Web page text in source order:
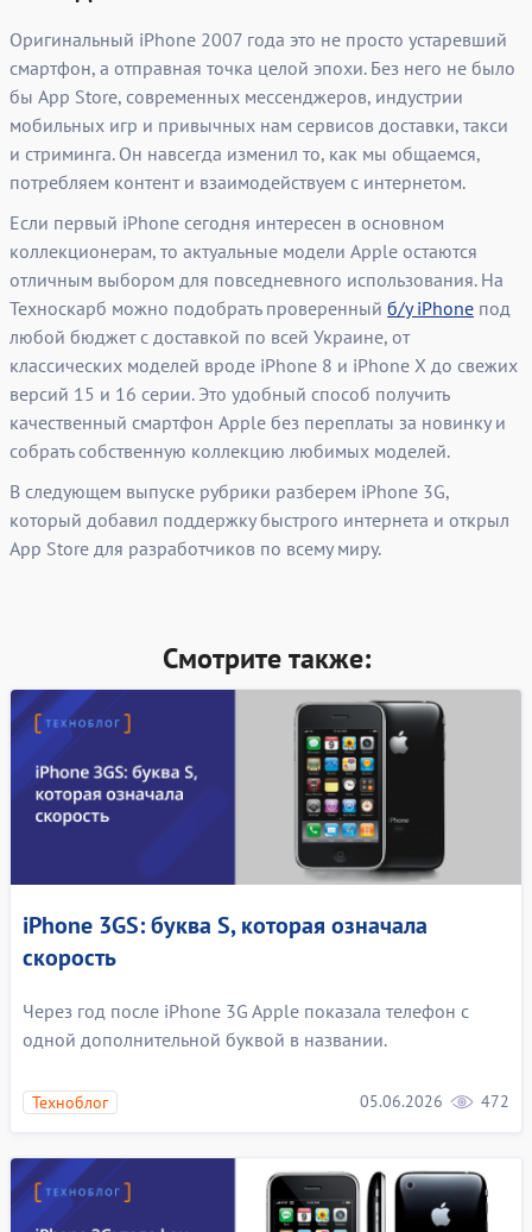
Оригинальный iPhone 2007 года это не просто устаревший
смартфон, а отправная точка целой эпохи. Без него не было
бы App Store, современных мессенджеров, индустрии
мобильных игр и привычных нам сервисов доставки, такси
и стриминга. Он навсегда изменил то, как мы общаемся,
потребляем контент и взаимодействуем с интернетом.
Если первый iPhone сегодня интересен в основном
коллекционерам, то актуальные модели Apple остаются
отличным выбором для повседневного использования. На
Техноскарб можно подобрать проверенный б/у iPhone под
любой бюджет с доставкой по всей Украине, от
классических моделей вроде iPhone 8 и iPhone X до свежих
версий 15 и 16 серии. Это удобный способ получить
качественный смартфон Apple без переплаты за новинку и
собрать собственную коллекцию любимых моделей.
В следующем выпуске рубрики разберем iPhone 3G,
который добавил поддержку быстрого интернета и открыл
App Store для разработчиков по всему миру.
Смотрите также:
iPhone 3GS: буква S, которая означала
скорость
Через год после iPhone 3G Apple показала телефон с
одной дополнительной буквой в названии.
Техноблог 05.06.2026 472